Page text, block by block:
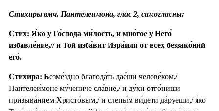
Стихиры вмч. Пантелеимона, глас 2, самогласны:
Стих: Я́ко у Го́спода ми́лость, и мно́гое у Него́
избавле́ние,// и Той изба́вит Изра́иля от всех беззако́ний
его́.
Стихира: Безме́здно благода́ть дае́ши челове́ком,/
Пантелеи́моне му́чениче сла́вне,/ и ду́хи отго́ниши
призыва́нием Христо́вым,/ и слепы́м ви́дети да́руеши,/ я́ко